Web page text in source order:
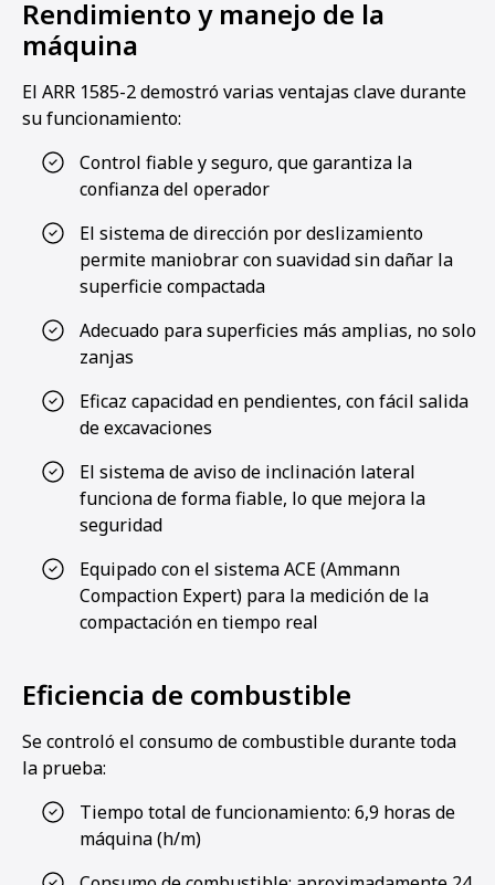
Rendimiento y manejo de la
máquina
El ARR 1585-2 demostró varias ventajas clave durante
su funcionamiento:
Control fiable y seguro, que garantiza la
confianza del operador
El sistema de dirección por deslizamiento
permite maniobrar con suavidad sin dañar la
superficie compactada
Adecuado para superficies más amplias, no solo
zanjas
Eficaz capacidad en pendientes, con fácil salida
de excavaciones
El sistema de aviso de inclinación lateral
funciona de forma fiable, lo que mejora la
seguridad
Equipado con el sistema ACE (Ammann
Compaction Expert) para la medición de la
compactación en tiempo real
Eficiencia de combustible
Se controló el consumo de combustible durante toda
la prueba:
Tiempo total de funcionamiento: 6,9 horas de
máquina (h/m)